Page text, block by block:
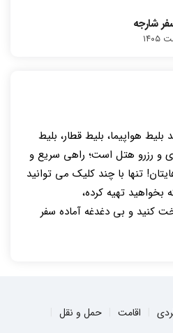
شارجه
بلیط هواپیما، بلیط قطار، بلیط
و رزرو هتل است؛ راهی سریع و
تنها با چند کلیک می توانید
تهیه کرده،
کنید و بی دغدغه آماده سفر
اقامت حمل و نقل